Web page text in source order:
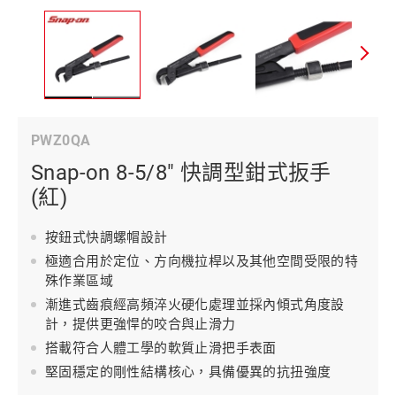
PWZ0QA
Snap-on 8-5/8" 快調型鉗式扳手
(紅)
按鈕式快調螺帽設計
極適合用於定位、方向機拉桿以及其他空間受限的特
殊作業區域
漸進式齒痕經高頻淬火硬化處理並採內傾式角度設
計，提供更強悍的咬合與止滑力
搭載符合人體工學的軟質止滑把手表面
堅固穩定的剛性結構核心，具備優異的抗扭強度